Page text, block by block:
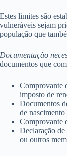
Estes limites são
vulneráveis sejam
população que
Documentação
documentos que
Comprovante
imposto de
Documentos
de nascimento
Comprovante
Declaração
ou outros